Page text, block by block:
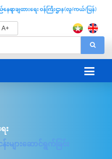
A+
း
များဆောင်ရွက်ခြင်း